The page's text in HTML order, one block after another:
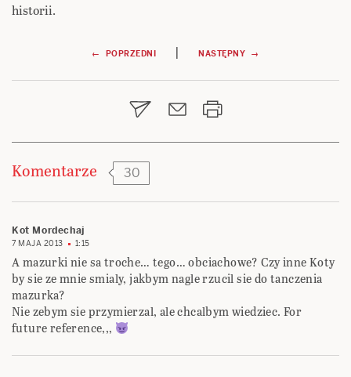
historii.
Nawigacja
wpisu
← POPRZEDNI | NASTĘPNY →
Komentarze 30
Kot Mordechaj
7 MAJA 2013 1:15
A mazurki nie sa troche… tego… obciachowe? Czy inne Koty
by sie ze mnie smialy, jakbym nagle rzucil sie do tanczenia
mazurka?
Nie zebym sie przymierzal, ale chcalbym wiedziec. For
future reference,,,